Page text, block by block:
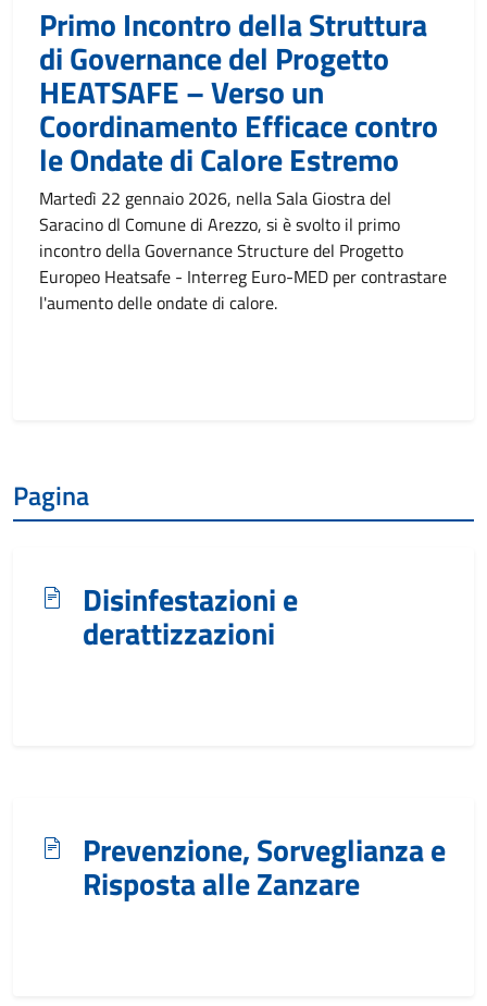
Primo Incontro della Struttura
di Governance del Progetto
HEATSAFE – Verso un
Coordinamento Efficace contro
le Ondate di Calore Estremo
Martedì 22 gennaio 2026, nella Sala Giostra del
Saracino dl Comune di Arezzo, si è svolto il primo
incontro della Governance Structure del Progetto
Europeo Heatsafe - Interreg Euro-MED per contrastare
l'aumento delle ondate di calore.
Pagina
Disinfestazioni e
derattizzazioni
Prevenzione, Sorveglianza e
Risposta alle Zanzare